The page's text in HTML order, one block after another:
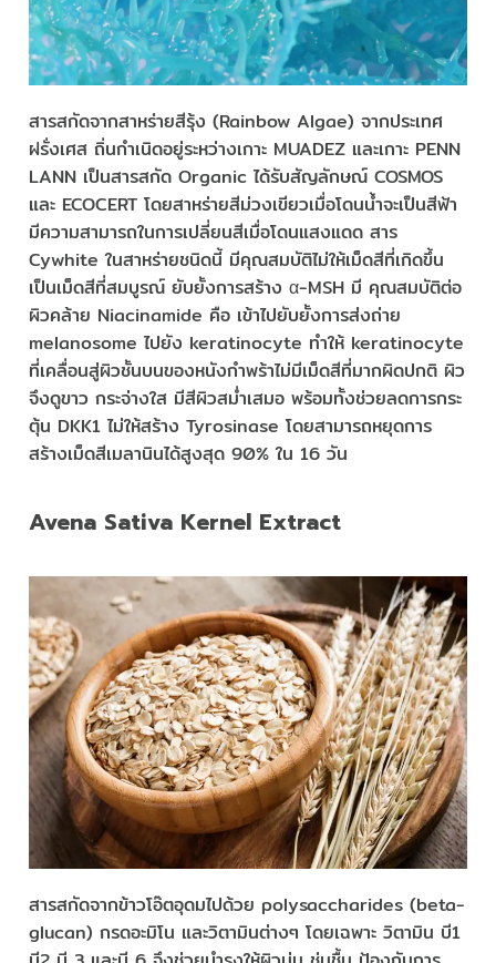
สารสกัดจากสาหร่ายสีรุ้ง (Rainbow Algae) จากประเทศ
ฝรั่งเศส ถิ่นกำเนิดอยู่ระหว่างเกาะ MUADEZ และเกาะ PENN
LANN เป็นสารสกัด Organic ได้รับสัญลักษณ์ COSMOS
และ ECOCERT โดยสาหร่ายสีม่วงเขียวเมื่อโดนน้ำจะเป็นสีฟ้า
มีความสามารถในการเปลี่ยนสีเมื่อโดนแสงแดด สาร
Cywhite ในสาหร่ายชนิดนี้ มีคุณสมบัติไม่ให้เม็ดสีที่เกิดขึ้น
เป็นเม็ดสีที่สมบูรณ์ ยับยั้งการสร้าง α-MSH มี คุณสมบัติต่อ
ผิวคล้าย Niacinamide คือ เข้าไปยับยั้งการส่งถ่าย
melanosome ไปยัง keratinocyte ทำให้ keratinocyte
ที่เคลื่อนสู่ผิวชั้นบนของหนังกำพร้าไม่มีเม็ดสีที่มากผิดปกติ ผิว
จึงดูขาว กระจ่างใส มีสีผิวสม่ำเสมอ พร้อมทั้งช่วยลดการกระ
ตุ้น DKK1 ไม่ให้สร้าง Tyrosinase โดยสามารถหยุดการ
สร้างเม็ดสีเมลานินได้สูงสุด 90% ใน 16 วัน
Avena Sativa Kernel Extract
สารสกัดจากข้าวโอ๊ตอุดมไปด้วย polysaccharides (beta-
glucan) กรดอะมิโน และวิตามินต่างๆ โดยเฉพาะ วิตามิน บี1